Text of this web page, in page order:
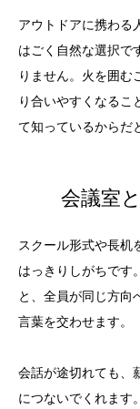
アウトドアに携わる
はごく自然な選択で
りません。火を囲む
り合いやすくなるこ
て知っているからだ
会議室
スクール形式や長机
はっきりしがちです
と、全員が同じ方向
言葉を交わせます。
会話が途切れても、
につないでくれます